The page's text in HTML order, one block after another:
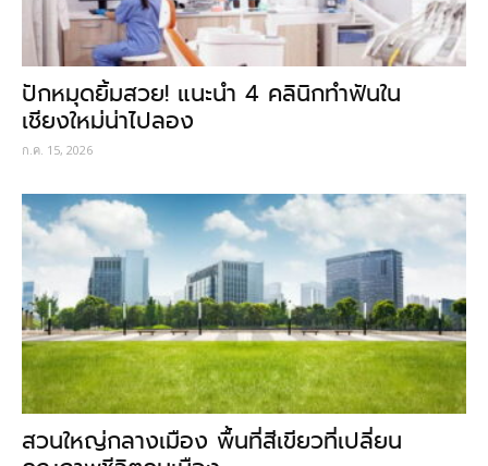
ปักหมุดยิ้มสวย! แนะนำ 4 คลินิกทำฟันใน
เชียงใหม่น่าไปลอง
ก.ค. 15, 2026
สวนใหญ่กลางเมือง พื้นที่สีเขียวที่เปลี่ยน